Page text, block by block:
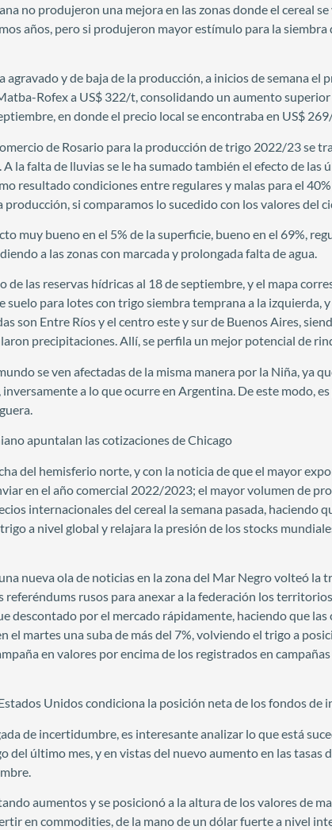
no produjeron una mejora en las zonas donde el cereal
años, pero si produjeron mayor estímulo para la siembra
y de baja de la producción, a inicios de semana el
Rofex a US$ 322/t, consolidando un aumento superior
en donde el precio local se encontraba en US$
de Rosario para la producción de trigo 2022/23 se
la falta de lluvias se le ha sumado también el efecto de las
resultado condiciones entre regulares y malas para el
si comparamos lo sucedido con los valores del
muy bueno en el 5% de la superficie, bueno en el 69%,
a las zonas con marcada y prolongada falta de agua.
de las reservas hídricas al 18 de septiembre, y el mapa
para lotes con trigo siembra temprana a la izquierda,
son Entre Ríos y el centro este y sur de Buenos Aires,
precipitaciones. Allí, se perfila un mejor potencial de
se ven afectadas de la misma manera por la Niña, ya
a lo que ocurre en Argentina. De este modo,
apuntalan las cotizaciones de Chicago
del hemisferio norte, y con la noticia de que el mayor
en el año comercial 2022/2023; el mayor volumen de
internacionales del cereal la semana pasada, haciendo
a nivel global y relajara la presión de los stocks
nueva ola de noticias en la zona del Mar Negro volteó la
referéndums rusos para anexar a la federación los
descontado por el mercado rápidamente, haciendo que
martes una suba de más del 7%, volviendo el trigo a
en valores por encima de los registrados en
Unidos condiciona la posición neta de los fondos de
de incertidumbre, es interesante analizar lo que está
del último mes, y en vistas del nuevo aumento en las tasas
aumentos y se posicionó a la altura de los valores de
en commodities, de la mano de un dólar fuerte a nivel